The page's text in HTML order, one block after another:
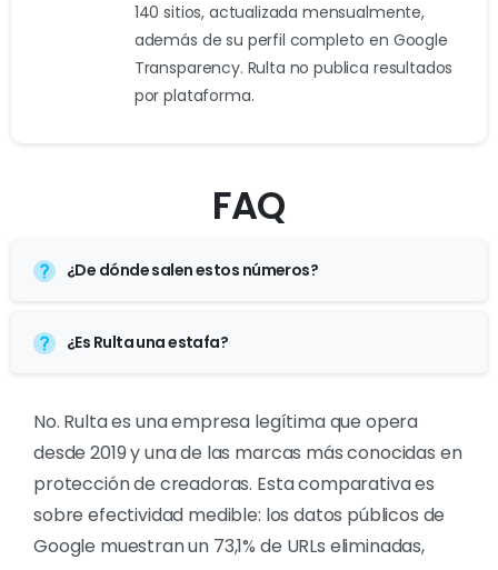
140 sitios, actualizada mensualmente,
además de su perfil completo en Google
Transparency. Rulta no publica resultados
por plataforma.
FAQ
¿De dónde salen estos números?
¿Es Rulta una estafa?
No. Rulta es una empresa legítima que opera
desde 2019 y una de las marcas más conocidas en
protección de creadoras. Esta comparativa es
sobre efectividad medible: los datos públicos de
Google muestran un 73,1% de URLs eliminadas,